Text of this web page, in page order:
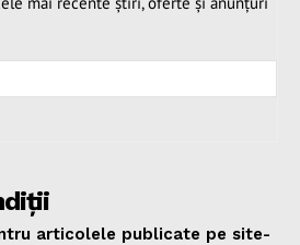
articolele publicate pe site-